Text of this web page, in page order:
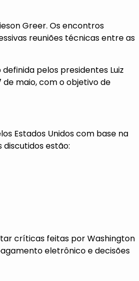
Greer. Os encontros
reuniões técnicas entre as
pelos presidentes Luiz
maio, com o objetivo de
Estados Unidos com base na
estão:
críticas feitas por Washington
eletrônico e decisões